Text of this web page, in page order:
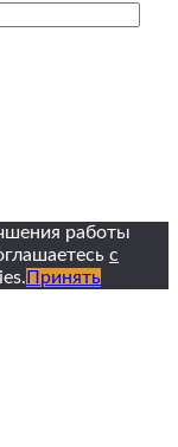
работы
с
Принять